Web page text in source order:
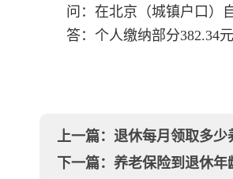
问：在北京（城镇户口）
答：个人缴纳部分382.34
上一篇： 退休每月领取多少
下一篇： 养老保险到退休年